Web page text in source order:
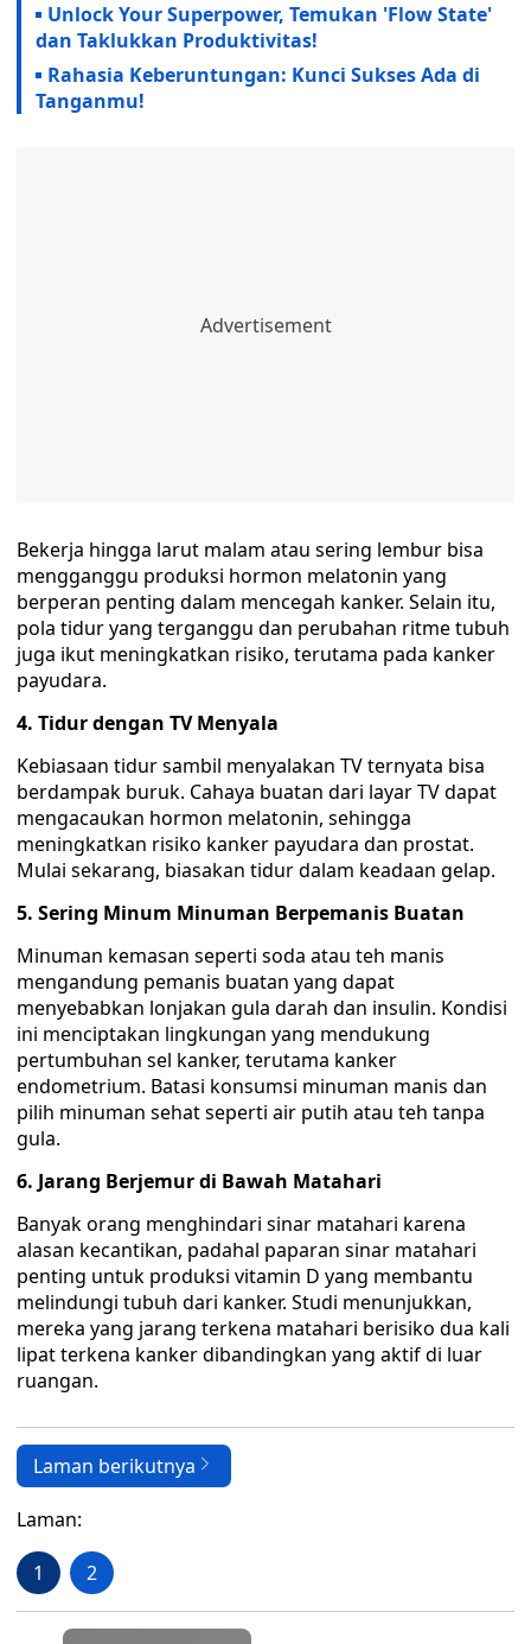
Unlock Your Superpower, Temukan 'Flow State'
dan Taklukkan Produktivitas!
Rahasia Keberuntungan: Kunci Sukses Ada di
Tanganmu!
Bekerja hingga larut malam atau sering lembur bisa
mengganggu produksi hormon melatonin yang
berperan penting dalam mencegah kanker. Selain itu,
pola tidur yang terganggu dan perubahan ritme tubuh
juga ikut meningkatkan risiko, terutama pada kanker
payudara.
4. Tidur dengan TV Menyala
Kebiasaan tidur sambil menyalakan TV ternyata bisa
berdampak buruk. Cahaya buatan dari layar TV dapat
mengacaukan hormon melatonin, sehingga
meningkatkan risiko kanker payudara dan prostat.
Mulai sekarang, biasakan tidur dalam keadaan gelap.
5. Sering Minum Minuman Berpemanis Buatan
Minuman kemasan seperti soda atau teh manis
mengandung pemanis buatan yang dapat
menyebabkan lonjakan gula darah dan insulin. Kondisi
ini menciptakan lingkungan yang mendukung
pertumbuhan sel kanker, terutama kanker
endometrium. Batasi konsumsi minuman manis dan
pilih minuman sehat seperti air putih atau teh tanpa
gula.
6. Jarang Berjemur di Bawah Matahari
Banyak orang menghindari sinar matahari karena
alasan kecantikan, padahal paparan sinar matahari
penting untuk produksi vitamin D yang membantu
melindungi tubuh dari kanker. Studi menunjukkan,
mereka yang jarang terkena matahari berisiko dua kali
lipat terkena kanker dibandingkan yang aktif di luar
ruangan.
Laman berikutnya
Laman:
1 2